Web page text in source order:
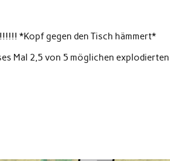
*Kopf gegen den Tisch hämmert*
Mal 2,5 von 5 möglichen